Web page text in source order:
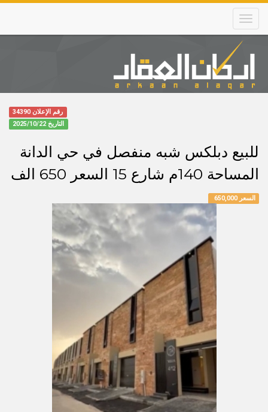
Skip
main
content
Main
navigation
رقم الإعلان 34390
التاريخ 2025/10/22
للبيع دبلكس شبه منفصل في حي الدانة
المساحة 140م شارع 15 السعر 650 الف
السعر 650,000